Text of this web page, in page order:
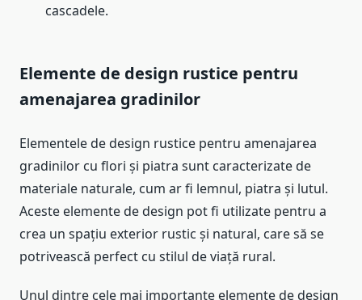
cascadele.
Elemente de design rustice pentru
amenajarea gradinilor
Elementele de design rustice pentru amenajarea
gradinilor cu flori și piatra sunt caracterizate de
materiale naturale, cum ar fi lemnul, piatra și lutul.
Aceste elemente de design pot fi utilizate pentru a
crea un spațiu exterior rustic și natural, care să se
potrivească perfect cu stilul de viață rural.
Unul dintre cele mai importante elemente de design